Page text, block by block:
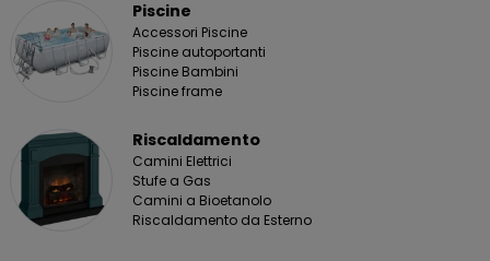
Piscine
Accessori Piscine
Piscine autoportanti
Piscine Bambini
Piscine frame
Riscaldamento
Camini Elettrici
Stufe a Gas
Camini a Bioetanolo
Riscaldamento da Esterno